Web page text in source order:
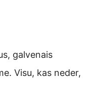
galvenais
Visu, kas neder,